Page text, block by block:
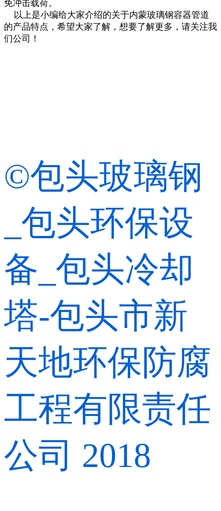
免冲击载荷。
以上是小编给大家介绍的关于内蒙玻璃钢容器管道
的产品特点，希望大家了解，想要了解更多，请关注我
们公司！
©包头玻璃钢
_包头环保设
备_包头冷却
塔-包头市新
天地环保防腐
工程有限责任
公司 2018